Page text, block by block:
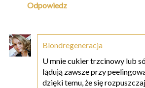
Odpowiedz
Blondregeneracja
U mnie cukier trzcinowy lub
lądują zawsze przy
dzięki temu, że się